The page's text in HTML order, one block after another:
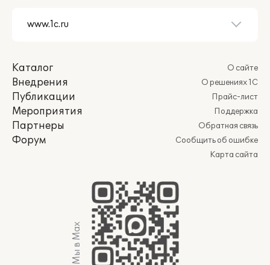
Каталог
Внедрения
Публикации
Мероприятия
Партнеры
Форум
О сайте
О решениях 1С
Прайс-лист
Поддержка
Обратная связь
Сообщить об ошибке
Карта сайта
Мы в Max